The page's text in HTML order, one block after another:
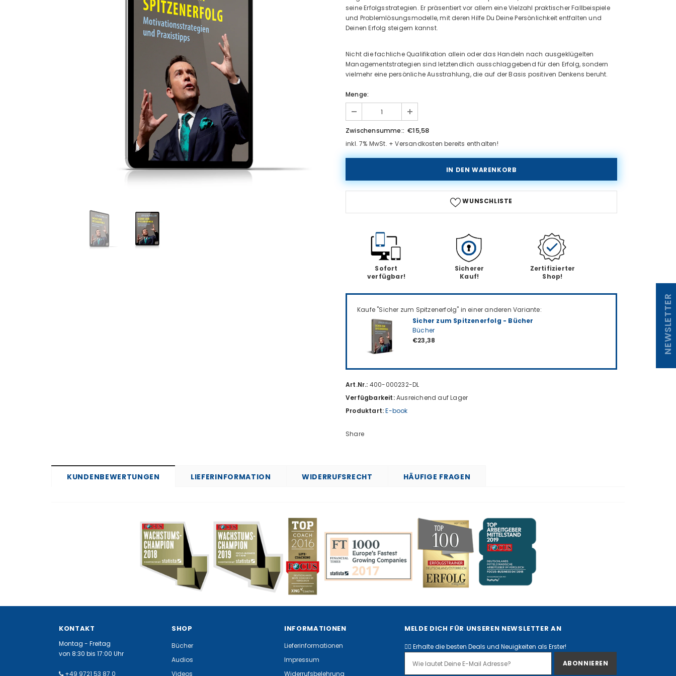
seine Erfolgsstrategien. Er präsentiert vor allem eine Vielzahl praktischer Fallbeispiele
und Problemlösungsmodelle, mit deren Hilfe Du Deine Persönlichkeit entfalten und
Deinen Erfolg steigern kannst.
Nicht die fachliche Qualifikation allein oder das Handeln nach ausgeklügelten
Managementstrategien sind letztendlich ausschlaggebend für den Erfolg, sondern
vielmehr eine persönliche Ausstrahlung, die auf der Basis positiven Denkens beruht.
Menge:
Zwischensumme:: €15,58
inkl. 7% MwSt. + Versandkosten bereits enthalten!
WUNSCHLISTE
Sofort
verfügbar!
Sicherer
Kauf!
Zertifizierter
Shop!
Kaufe "Sicher zum Spitzenerfolg" in einer anderen Variante:
Sicher zum Spitzenerfolg - Bücher
Bücher
€23,38
Art.Nr.: 400-000232-DL
Verfügbarkeit:Ausreichend auf Lager
Produktart: E-book
Share
KUNDENBEWERTUNGEN LIEFERINFORMATION WIDERRUFSRECHT HÄUFIGE FRAGEN
KONTAKT
Montag - Freitag
von 8:30 bis 17:00 Uhr
+49 9721 53 87 0
SHOP
Bücher
Audios
Videos
INFORMATIONEN
Lieferinformationen
Impressum
Widerrufsbelehrung
MELDE DICH FÜR UNSEREN NEWSLETTER AN
✌🏻 Erhalte die besten Deals und Neuigkeiten als Erster!
NEWSLETTER